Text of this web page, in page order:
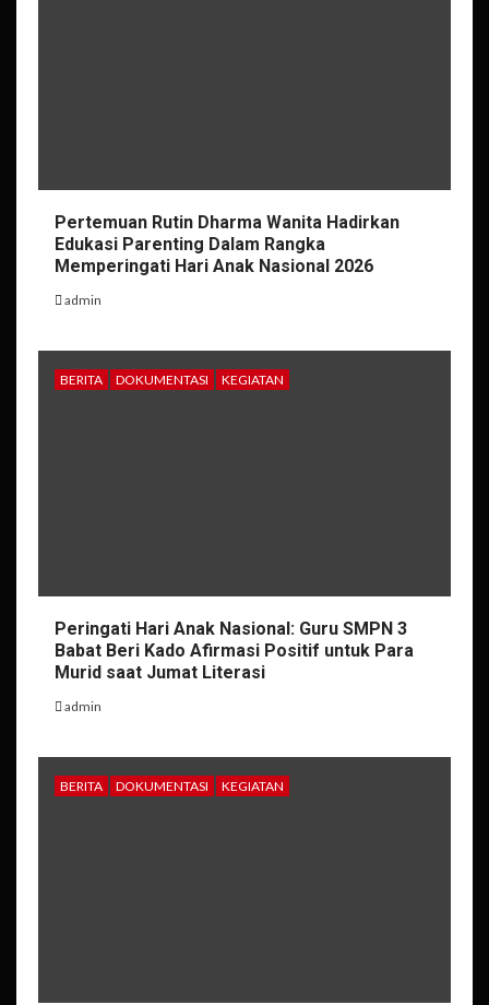
Pertemuan Rutin Dharma Wanita Hadirkan
Edukasi Parenting Dalam Rangka
Memperingati Hari Anak Nasional 2026
admin
BERITA DOKUMENTASI KEGIATAN
Peringati Hari Anak Nasional: Guru SMPN 3
Babat Beri Kado Afirmasi Positif untuk Para
Murid saat Jumat Literasi
admin
BERITA DOKUMENTASI KEGIATAN